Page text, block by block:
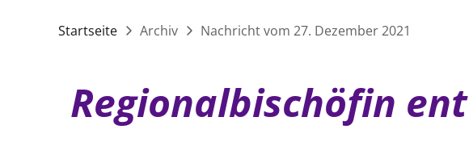
Startseite Archiv Nachricht vom 27. Dezember 2021
Regionalbischöfin